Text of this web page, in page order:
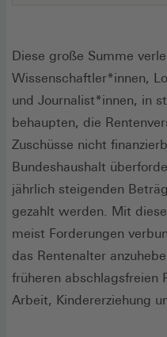
Diese große Summe
Wissenschaftler*innen,
und Journalist*innen, in
behaupten, die
Zuschüsse nicht
Bundeshaushalt
jährlich steigenden
gezahlt werden. Mit
meist Forderungen
das Rentenalter
früheren abschlagsfreien
Arbeit, Kindererziehung